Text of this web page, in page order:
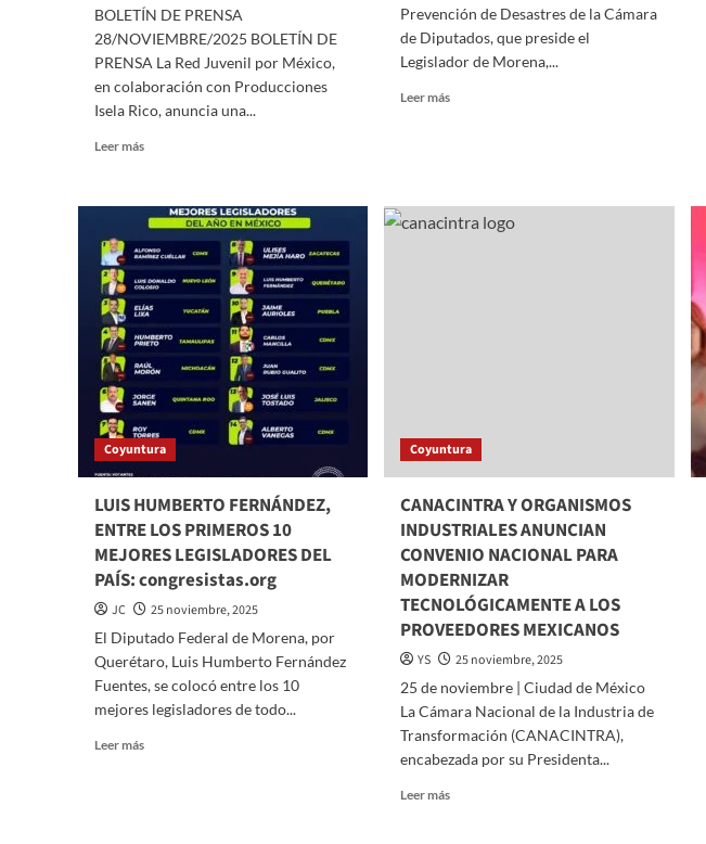
BOLETÍN DE PRENSA
28/NOVIEMBRE/2025 BOLETÍN DE
PRENSA La Red Juvenil por México,
en colaboración con Producciones
Isela Rico, anuncia una...
Leer másRead
RED
JUVENIL
POR
MÉXICO
Y
PRODUCCIONES
ISELA
RICO
ACERCAN
EL
TEATRO
A
LAS
JUVENTUDES
FUNCIÓN
DE
“VIVIR
LA
EL
MUSICAL”
ACCESIBLE
A
NIÑAS,
Prevención de Desastres de la Cámara
de Diputados, que preside el
Legislador de Morena,...
Leer másRead
LOGRA
PREVENCIÓN
DE
PARA
APROBAR
NUEVE
Coyuntura
LUIS HUMBERTO FERNÁNDEZ,
ENTRE LOS PRIMEROS 10
MEJORES LEGISLADORES DEL
PAÍS: congresistas.org
JC
25 noviembre, 2025
El Diputado Federal de Morena, por
Querétaro, Luis Humberto Fernández
Fuentes, se colocó entre los 10
mejores legisladores de todo...
Leer másRead
Coyuntura
CANACINTRA Y ORGANISMOS
INDUSTRIALES ANUNCIAN
CONVENIO NACIONAL PARA
MODERNIZAR
TECNOLÓGICAMENTE A LOS
PROVEEDORES MEXICANOS
YS
25 noviembre, 2025
25 de noviembre | Ciudad de México
La Cámara Nacional de la Industria de
Transformación (CANACINTRA),
encabezada por su Presidenta...
Leer másRead